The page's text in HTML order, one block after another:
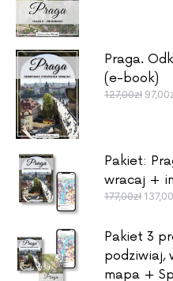
Praga.
(e-book)
127,00zł 97,00
Pakiet:
wracaj +
177,00zł 137,00
Pakiet 3
podziwiaj,
mapa +